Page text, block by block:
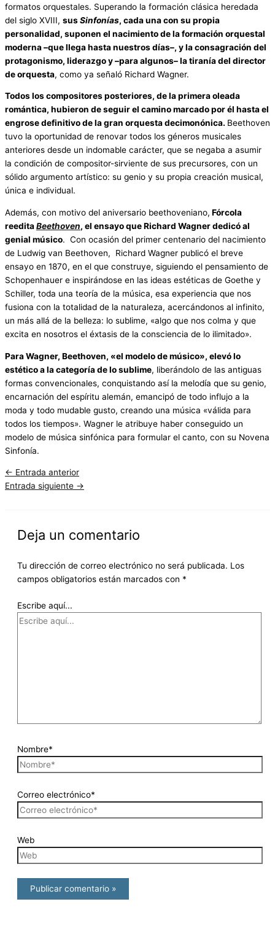
formatos orquestales. Superando la formación clásica heredada
del siglo XVIII, susSinfonías, cada una con su propia
personalidad, suponen el nacimiento de la formación orquestal
moderna –que llega hasta nuestros días–, y la consagración del
protagonismo, liderazgo y –para algunos– la tiranía del director
de orquesta, como ya señaló Richard Wagner.
Todos los compositores posteriores, de la primera oleada
romántica, hubieron de seguir el camino marcado por él hasta el
engrose definitivo de la gran orquesta decimonónica. Beethoven
tuvo la oportunidad de renovar todos los géneros musicales
anteriores desde un indomable carácter, que se negaba a asumir
la condición de compositor-sirviente de sus precursores, con un
sólido argumento artístico: su genio y su propia creación musical,
única e individual.
Además, con motivo del aniversario beethoveniano, Fórcola
reeditaBeethoven, el ensayo que Richard Wagner dedicó al
genial músico. Con ocasión del primer centenario del nacimiento
de Ludwig van Beethoven, Richard Wagner publicó el breve
ensayo en 1870, en el que construye, siguiendo el pensamiento de
Schopenhauer e inspirándose en las ideas estéticas de Goethe y
Schiller, toda una teoría de la música, esa experiencia que nos
fusiona con la totalidad de la naturaleza, acercándonos al infinito,
un más allá de la belleza: lo sublime, «algo que nos colma y que
excita en nosotros el éxtasis de la consciencia de lo ilimitado».
Para Wagner, Beethoven, «el modelo de músico», elevó lo
estético a la categoría de lo sublime, liberándolo de las antiguas
formas convencionales, conquistando así la melodía que su genio,
encarnación del espíritu alemán, emancipó de todo influjo a la
moda y todo mudable gusto, creando una música «válida para
todos los tiempos». Wagner le atribuye haber conseguido un
modelo de música sinfónica para formular el canto, con su Novena
Sinfonía.
← Entrada anterior
Entrada siguiente →
Deja un comentario
Tu dirección de correo electrónico no será publicada. Los
campos obligatorios están marcados con *
Escribe aquí...
Nombre*
Correo electrónico*
Web